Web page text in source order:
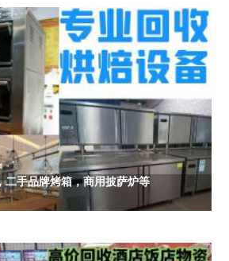
二手品牌烤箱，商用披萨炉等